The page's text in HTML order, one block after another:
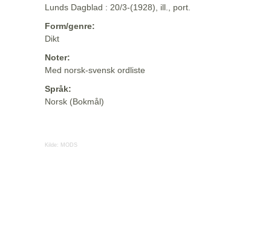
Lunds Dagblad : 20/3-(1928), ill., port.
Form/genre:
Dikt
Noter:
Med norsk-svensk ordliste
Språk:
Norsk (Bokmål)
Kilde: MODS